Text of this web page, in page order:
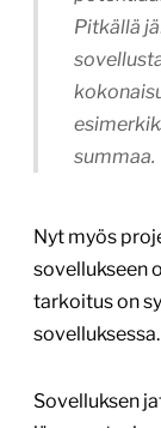
Pitkällä
summaa.
Nyt myös
sovellukseen
tarkoitus on
sovelluksessa.
Sovelluksen